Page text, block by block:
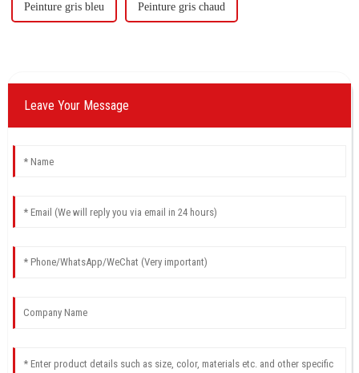
Peinture gris bleu Peinture gris chaud
Leave Your Message